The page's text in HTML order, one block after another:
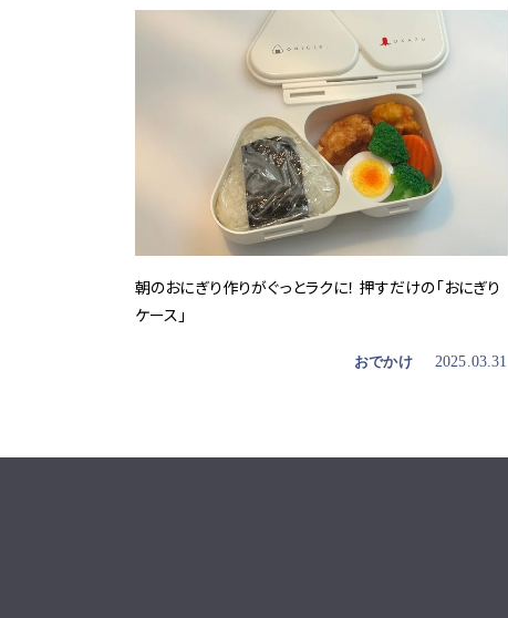
朝のおにぎり作りがぐっとラクに！ 押すだけの「おにぎり
ケース」
おでかけ 2025.03.31